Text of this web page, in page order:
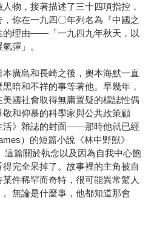
物，接著描述了三十四項指控，
你在一九四〇年列名為『中國之
理由——「一九四九年秋天，以
彈」。
廣島和長崎之後，奧本海默一直
暗和不祥的事等著他。早幾年，
國社會取得無庸置疑的標誌性偶
和仰慕的科學家與公共政策顧
活》雜誌的封面——那時他就已經
）的短篇小說《林中野獸》
這篇關於執念以及因為自我中心飽
完全呆掉了。故事裡的主角被自
件稀罕而奇特，很可能異常驚人
無論是什麼事，他都知道那會